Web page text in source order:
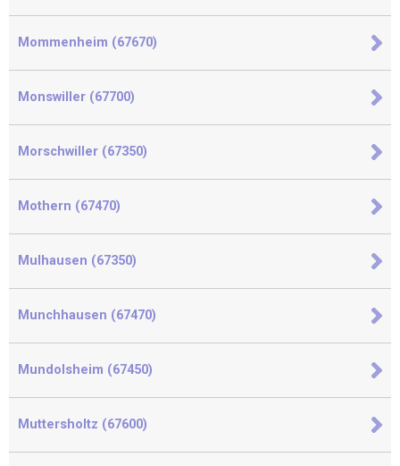
Mommenheim (67670)
Monswiller (67700)
Morschwiller (67350)
Mothern (67470)
Mulhausen (67350)
Munchhausen (67470)
Mundolsheim (67450)
Muttersholtz (67600)